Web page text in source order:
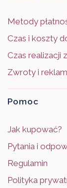
Metody
Czas i koszty
Czas realizacji
Zwroty i
Pomoc
Jak kupować?
Pytania i
Regulamin
Polityka